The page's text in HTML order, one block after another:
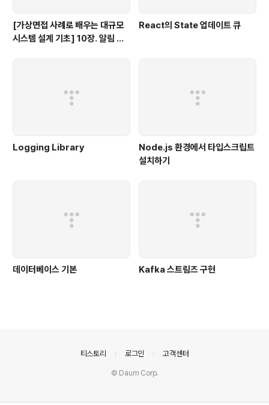
[가상면접 사례로 배우는 대규모
시스템 설계 기초] 10장. 알림 시
React의 State 업데이트 큐
Logging Library
Node.js 환경에서 타입스크립트
설치하기
데이터베이스 기본 Kafka 스트림즈 구현
티스토리 로그인 고객센터
© Daum Corp.